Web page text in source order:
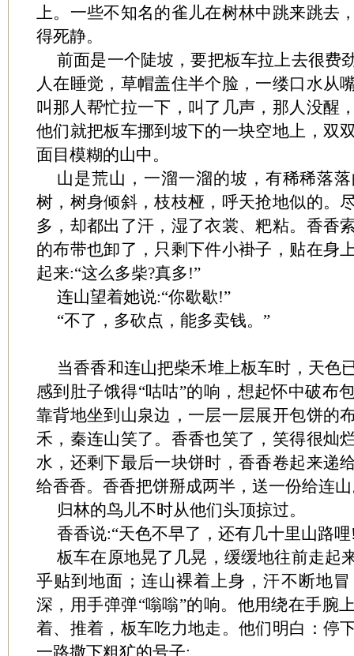
上。一些不知名的雀儿在树林中跳来跳去
得死静。
前面是一个陡坡，要把板车拉上去很费
人在睡觉，草帽盖住半个脸，一缕口水从
叫那人帮忙拉一下，叫了几声，那人没醒
他们就把板车挪到坡下的一块空地上，双
面目模糊的山中。
山是荒山，一溜一溜的坡，有稀稀落
树，树身倾斜，枝枝桠，呼天抢地似的。
多，却都出了汗，湿了衣裳、粑粘。香香
的布带也卸了，只剩下件小褂子，贴在身
起来:“这么多柴?真多!”
连山望着她说:“你歇歇!”
“不了，多砍点，能多卖钱。”
当香香和连山把柴禾堆上板车时，天色
感到肚子饿得“咕咕”的响，想起怀中破布
靠背地坐到山泉边，一层一层展开包饼的
禾，秦连山笑了。香香也笑了，笑得很灿
水，还剩下最后一块饼时，香香卷起来递
给香香。香香把饼掰成两半，送一份给连
归林的鸟儿不时从他们头顶掠过。
香香说:“天色不早了，还有几十里山路哩
板车在原地晃了几晃，缓缓地往前走起
乎贴到地面；连山裸着上身，汗不断地
深，用手弹弹“嗡嗡”的响。他用绕在手腕
着、推着，板车吃力地走。他们明白：停
一路撒下粗犷的号子: